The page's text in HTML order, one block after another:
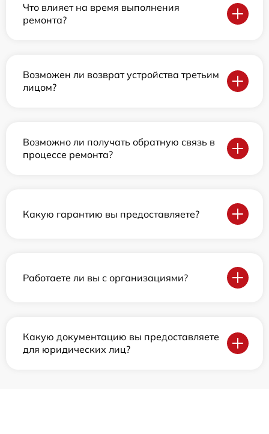
Что влияет на время выполнения
ремонта?
Возможен ли возврат устройства третьим
лицом?
Возможно ли получать обратную связь в
процессе ремонта?
Какую гарантию вы предоставляете?
Работаете ли вы с организациями?
Какую документацию вы предоставляете
для юридических лиц?